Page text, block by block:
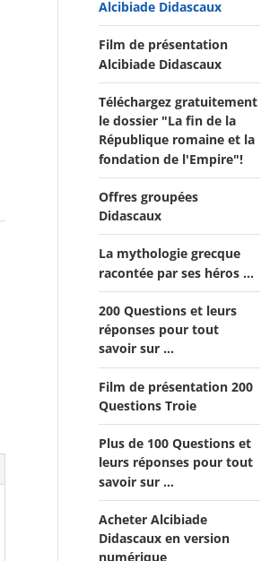
Alcibiade Didascaux
Film de présentation
Alcibiade Didascaux
Téléchargez gratuitement
le dossier "La fin de la
République romaine et la
fondation de l'Empire"!
Offres groupées
Didascaux
Offre "Tout savoir sur la
guerre de Troie!"
Offre Spéciale Moyen Âge
Offre 5 volumes + cadeau
Offre Spéciale Latinistes
Offre Spéciale “De la fin
de la République romaine
à la fondation de l’Empire”
Offre Collection complète
Alcibiade Didascaux
La mythologie grecque
racontée par ses héros ...
200 Questions et leurs
réponses pour tout
savoir sur ...
Film de présentation 200
Questions Troie
Plus de 100 Questions et
leurs réponses pour tout
savoir sur ...
Acheter Alcibiade
Didascaux en version
numérique